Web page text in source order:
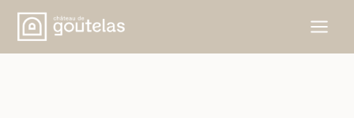
Aller
contenu